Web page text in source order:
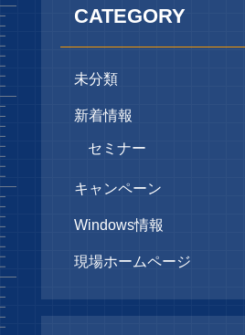
CATEGORY
未分類
新着情報
セミナー
キャンペーン
Windows情報
現場ホームページ